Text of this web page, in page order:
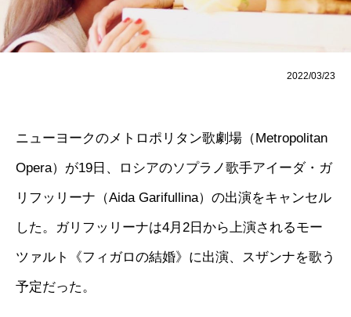
2022/03/23
ニューヨークのメトロポリタン歌劇場（Metropolitan
Opera）が19日、ロシアのソプラノ歌手アイーダ・ガ
リフッリーナ（Aida Garifullina）の出演をキャンセル
した。ガリフッリーナは4月2日から上演されるモー
ツァルト《フィガロの結婚》に出演、スザンナを歌う
予定だった。